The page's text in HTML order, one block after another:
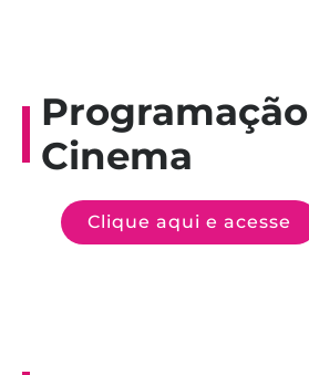
Programação
Cinema
Clique aqui e acesse